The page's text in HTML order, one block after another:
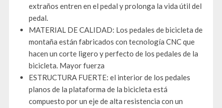
extraños entren en el pedal y prolonga la vida útil del
pedal.
MATERIAL DE CALIDAD: Los pedales de bicicleta de
montaña están fabricados con tecnología CNC que
hacen un corte ligero y perfecto de los pedales de la
bicicleta. Mayor fuerza
ESTRUCTURA FUERTE: el interior de los pedales
planos de la plataforma de la bicicleta está
compuesto por un eje de alta resistencia con un